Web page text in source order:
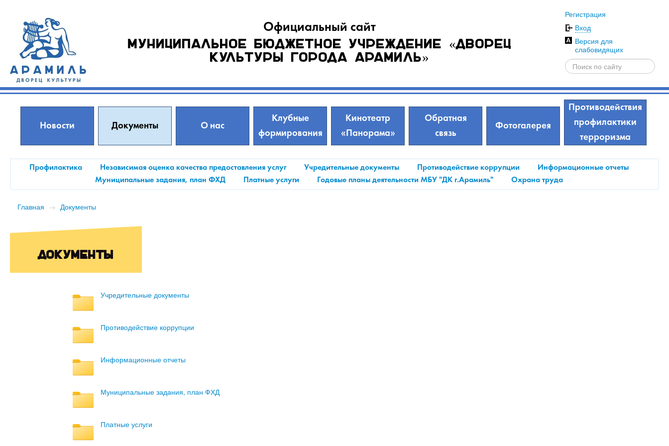
Официальный сайт
Муниципальное бюджетное учреждение «Дворец
культуры города Арамиль»
Регистрация
Вход
Версия для
слабовидящих
Новости Документы О нас
Клубные
формирования
Кинотеатр
«Панорама»
Обратная
связь
Фотогалерея
Противодействия
профилактики
терроризма
Профилактика Независимая оценка качества предоставления услуг Учредительные документы Противодействие коррупции
Информационные отчеты
Муниципальные задания, план ФХД
Платные услуги Годовые планы деятельности МБУ "ДК г.Арамиль" Охрана труда
Главная → Документы
Документы
Учредительные документы
Противодействие коррупции
Информационные отчеты
Муниципальные задания, план ФХД
Платные услуги